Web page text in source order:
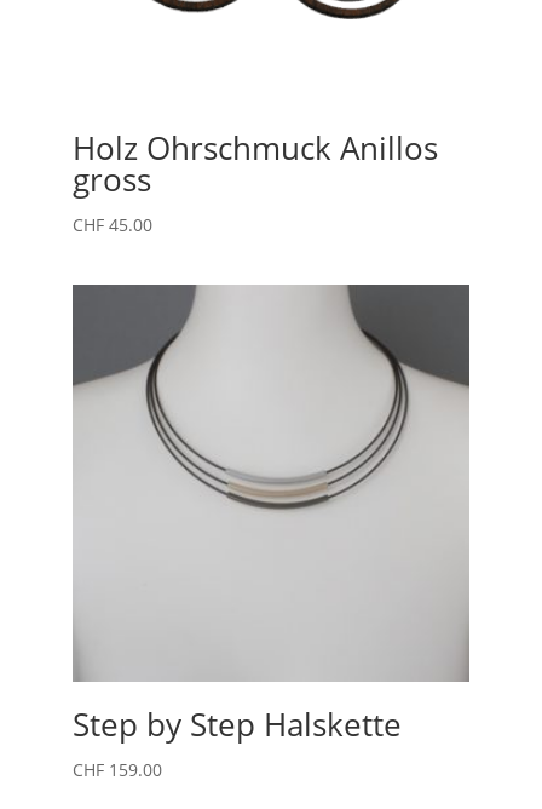
Holz Ohrschmuck Anillos
gross
CHF45.00
Step by Step Halskette
CHF159.00